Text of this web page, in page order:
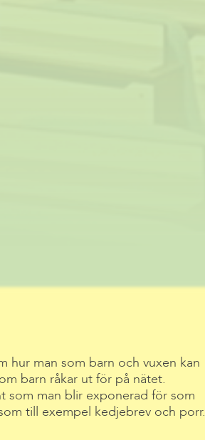
hur man som barn och vuxen kan
barn råkar ut för på nätet.
som man blir exponerad för som
till exempel kedjebrev och porr.